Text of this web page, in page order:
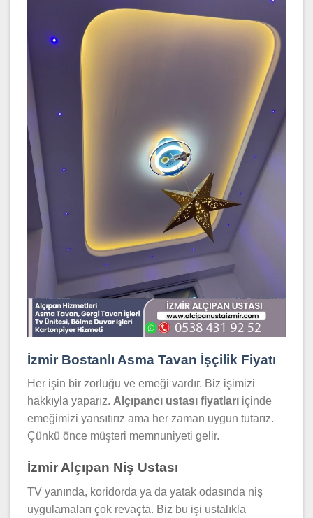
İzmir Bostanlı Asma Tavan İşçilik Fiyatı
Her işin bir zorluğu ve emeği vardır. Biz işimizi
hakkıyla yaparız. Alçıpancı ustası fiyatları içinde
emeğimizi yansıtırız ama her zaman uygun tutarız.
Çünkü önce müşteri memnuniyeti gelir.
İzmir Alçıpan Niş Ustası
TV yanında, koridorda ya da yatak odasında niş
uygulamaları çok revaçta. Biz bu işi ustalıkla